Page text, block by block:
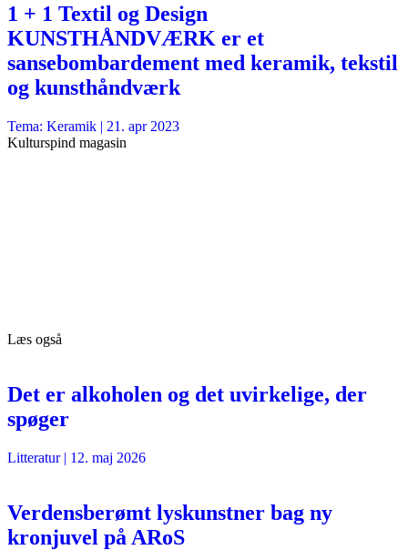
1 + 1 Textil og Design
KUNSTHÅNDVÆRK er et
sansebombardement med keramik, tekstil
og kunsthåndværk
Tema: Keramik | 21. apr 2023
Kulturspind magasin
Læs også
Det er alkoholen og det uvirkelige, der
spøger
Litteratur| 12. maj 2026
Verdensberømt lyskunstner bag ny
kronjuvel på ARoS